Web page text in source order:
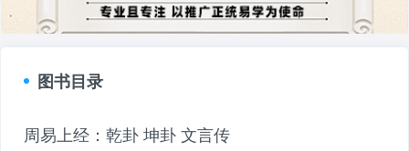
图书目录
周易上经：乾卦 坤卦 文言传